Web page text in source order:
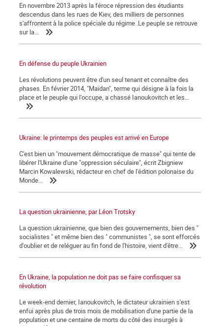
En novembre 2013 après la féroce répression des étudiants
descendus dans les rues de Kiev, des milliers de personnes
s'affrontent à la police spéciale du régime .Le peuple se retrouve
sur la...
En défense du peuple Ukrainien
Les révolutions peuvent être d'un seul tenant et connaître des
phases. En février 2014, "Maïdan", terme qui désigne à la fois la
place et le peuple qui l'occupe, a chassé Ianoukovitch et les...
Ukraine: le printemps des peuples est arrivé en Europe
C'est bien un "mouvement démocratique de masse" qui tente de
libérer l'Ukraine d'une "oppression séculaire", écrit Zbigniew
Marcin Kowalewski, rédacteur en chef de l'édition polonaise du
Monde...
La question ukrainienne, par Léon Trotsky
La question ukrainienne, que bien des gouvernements, bien des "
socialistes " et même bien des " communistes ", se sont efforcés
d'oublier et de reléguer au fin fond de l'histoire, vient d'être...
En Ukraine, la population ne doit pas se faire confisquer sa
révolution
Le week-end dernier, Ianoukovitch, le dictateur ukrainien s'est
enfui après plus de trois mois de mobilisation d'une partie de la
population et une centaine de morts du côté des insurgés à